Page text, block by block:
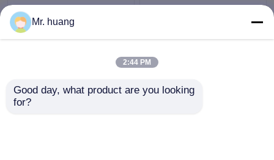
Kern 180, der großen
Faser-Optikspleiß-
Kasten,
großen Kern versiegelt
4 Behälter Faser-
Optikspleiß-Kasten für
mechanischer Art der
Haube
Mr. huang
2:44 PM
Good day, what product are you looking
for?